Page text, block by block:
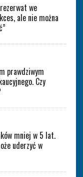
we
ale nie można
prawdziwym
Czy
mniej w 5 lat.
uderzyć w